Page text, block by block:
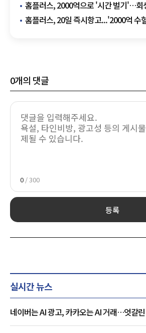
변제하라"
홈플러스, 2000억으로 '시간 벌기'…회
찾기
홈플러스, 20일 즉시항고...'2000억 수
0개의 댓글
0 / 300
등록
실시간 뉴스
네이버는 AI 광고, 카카오는 AI 거래…엇갈